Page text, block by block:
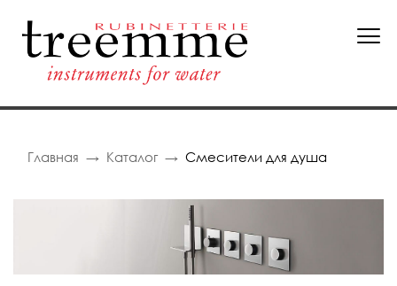
Главная Каталог Смесители для душа